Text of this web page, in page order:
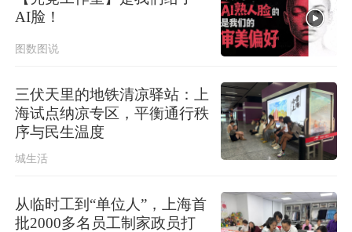
多个明星演唱会紧急取消
伊朗媒体发布伊朗最高领袖视频
AI脸！
图数图说
三伏天里的地铁清凉驿站：上
海试点纳凉专区，平衡通行秩
序与民生温度
城生活
从临时工到“单位人”，上海首
批2000多名员工制家政员打